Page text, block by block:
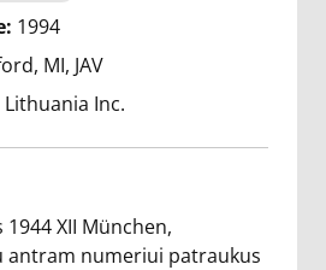
1994
MI, JAV
Inc.
XII München,
antram numeriui patraukus